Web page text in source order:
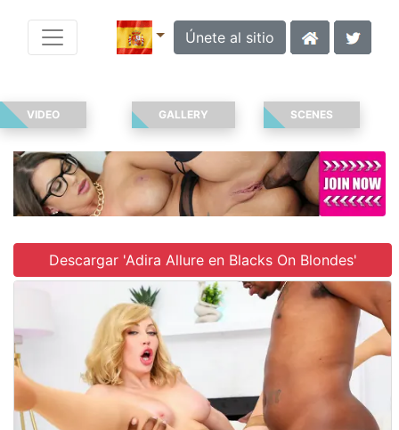
Únete al sitio
VIDEO GALLERY SCENES
Descargar 'Adira Allure en Blacks On Blondes'